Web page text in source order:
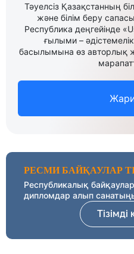
Тәуелсіз Қазақстанның
және білім беру
Республика деңгейінде
ғылыми –
басылымына өз авторлық
РЕСМИ БАЙҚАУЛАР
Республикалық
дипломдар алып
Тізімді